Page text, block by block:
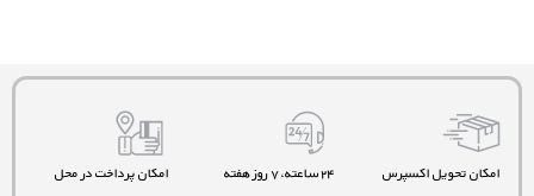
امکان تحویل اکسپرس ۲۴ ساعته، ۷ روز هفته امکان پرداخت در محل